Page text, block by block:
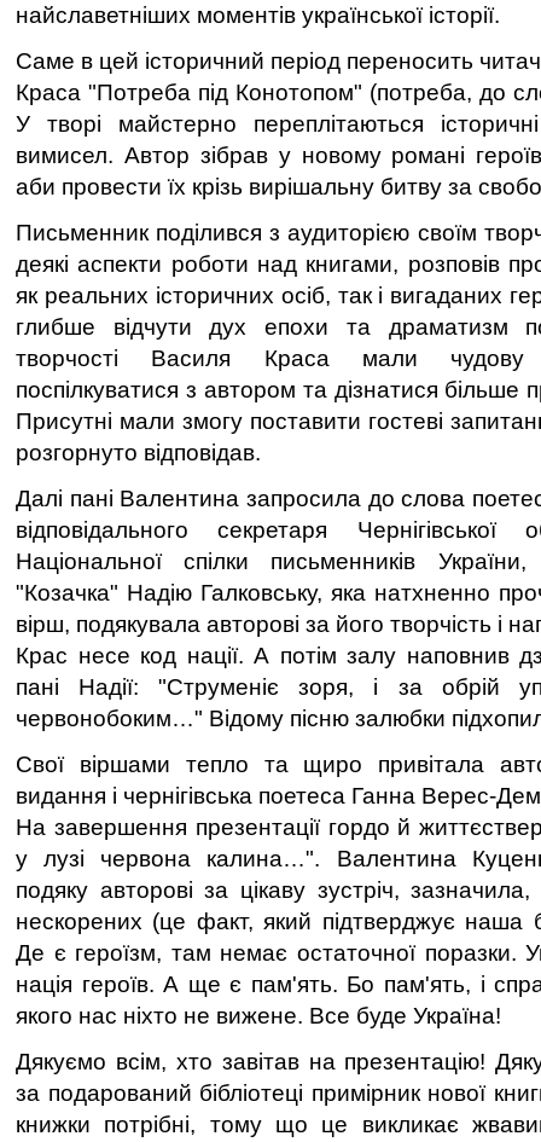
найславетніших моментів української історії.
Саме в цей історичний період переносить
Краса "Потреба під Конотопом" (потреба, до
У творі майстерно переплітаються
вимисел. Автор зібрав у новому романі
аби провести їх крізь вирішальну битву за
Письменник поділився з аудиторією своїм
деякі аспекти роботи над книгами, розповів
як реальних історичних осіб, так і вигаданих
глибше відчути дух епохи та драматизм
творчості Василя Краса мали чудову
поспілкуватися з автором та дізнатися більше
Присутні мали змогу поставити гостеві
розгорнуто відповідав.
Далі пані Валентина запросила до слова
відповідального секретаря Чернігівської
Національної спілки письменників
"Козачка" Надію Галковську, яка натхненно
вірш, подякувала авторові за його творчість і
Крас несе код нації. А потім залу наповнив
пані Надії: "Струменіє зоря, і за обрій
червонобоким…" Відому пісню залюбки
Свої віршами тепло та щиро привітала
видання і чернігівська поетеса Ганна Верес-
На завершення презентації гордо й
у лузі червона калина…". Валентина
подяку авторові за цікаву зустріч,
нескорених (це факт, який підтверджує наша
Де є героїзм, там немає остаточної поразки.
нація героїв. А ще є пам'ять. Бо пам'ять, і
якого нас ніхто не вижене. Все буде Україна!
Дякуємо всім, хто завітав на презентацію!
за подарований бібліотеці примірник нової
книжки потрібні, тому що це викликає